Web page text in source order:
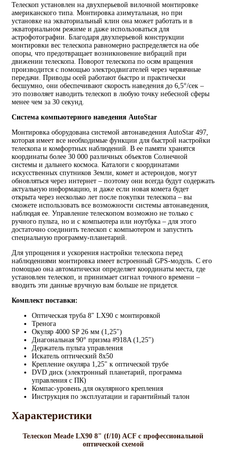
Телескоп установлен на двухперьевой вилочной монтировке
американского типа. Монтировка азимутальная, но при
установке на экваториальный клин она может работать и в
экваториальном режиме и даже использоваться для
астрофотографии. Благодаря двухперьевой конструкции
монтировки вес телескопа равномерно распределяется на обе
опоры, что предотвращает возникновение вибраций при
движении телескопа. Поворот телескопа по осям вращения
производится с помощью электродвигателей через червячные
передачи. Приводы осей работают быстро и практически
бесшумно, они обеспечивают скорость наведения до 6,5°/сек –
это позволяет наводить телескоп в любую точку небесной сферы
менее чем за 30 секунд.
Система компьютерного наведения AutoStar
Монтировка оборудована системой автонаведения AutoStar 497,
которая имеет все необходимые функции для быстрой настройки
телескопа и комфортных наблюдений. В ее памяти хранятся
координаты более 30 000 различных объектов Солнечной
системы и дальнего космоса. Каталоги с координатами
искусственных спутников Земли, комет и астероидов, могут
обновляться через интернет – поэтому они всегда будут содержать
актуальную информацию, и даже если новая комета будет
открыта через несколько лет после покупки телескопа – вы
сможете использовать все возможности системы автонаведения,
наблюдая ее. Управление телескопом возможно не только с
ручного пульта, но и с компьютера или ноутбука – для этого
достаточно соединить телескоп с компьютером и запустить
специальную программу-планетарий.
Для упрощения и ускорения настройки телескопа перед
наблюдениями монтировка имеет встроенный GPS-модуль. С его
помощью она автоматически определяет координаты места, где
установлен телескоп, и принимает сигнал точного времени –
вводить эти данные вручную вам больше не придется.
Комплект поставки:
Оптическая труба 8" LX90 с монтировкой
Тренога
Окуляр 4000 SP 26 мм (1,25")
Диагональная 90° призма #918A (1,25")
Держатель пульта управления
Искатель оптический 8x50
Крепление окуляра 1,25" к оптической трубе
DVD диск (электронный планетарий, программа
управления с ПК)
Компас-уровень для окулярного крепления
Инструкция по эксплуатации и гарантийный талон
Характеристики
Телескоп Meade LX90 8" (f/10) ACF с профессиональной
оптической схемой